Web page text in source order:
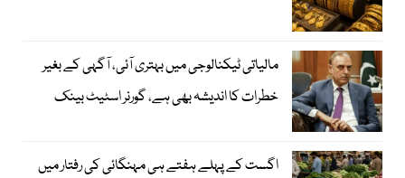
مالیاتی ٹیکنالوجی میں بہتری آئی، آگہی کے بغیر
خطرات کا اندیشہ بھی ہے، گورنر اسٹیٹ بینک
اگست کے پہلے ہفتے ہی مہنگائی کی رفتار میں